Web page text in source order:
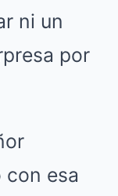
ni un
por
esa